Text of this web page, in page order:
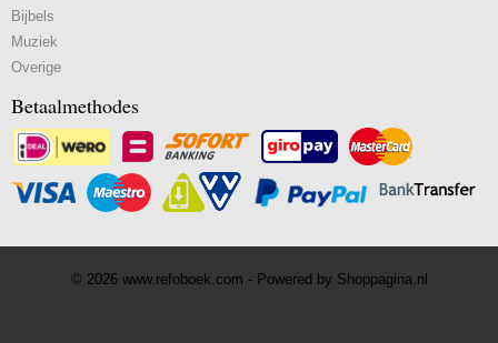
Bijbels
Muziek
Overige
Betaalmethodes
© 2026 www.refoboek.com - Powered by Shoppagina.nl